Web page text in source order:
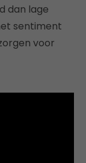
dan lage
sentiment
voor